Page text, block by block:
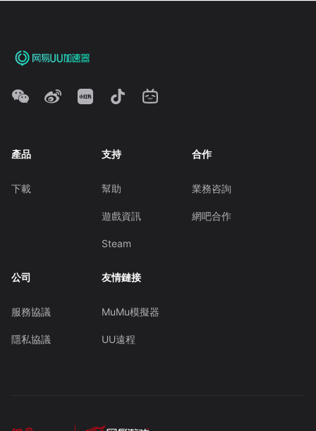
產品
下載
支持
幫助
遊戲資訊
Steam
合作
業務咨詢
網吧合作
公司
服務協議
隱私協議
友情鏈接
MuMu模擬器
UU遠程